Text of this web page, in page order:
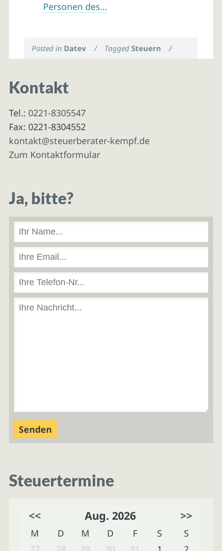
Personen des…
Posted in Datev / TaggedSteuern /
Kontakt
Tel.: 0221-8305547
Fax: 0221-8304552
kontakt@steuerberater-kempf.de
Zum Kontaktformular
Ja, bitte?
Steuertermine
<< Aug. 2026 >>
M D M D F S
S